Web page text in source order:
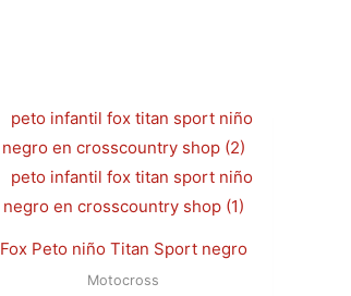
Fox Peto niño Titan Sport negro
Motocross
Este
tiene